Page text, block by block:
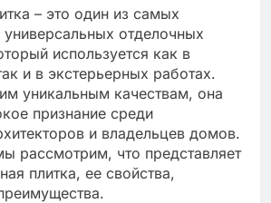
– это один из самых
отделочных
используется как в
и в экстерьерных работах.
уникальным качествам, она
признание среди
и владельцев домов.
рассмотрим, что представляет
плитка, ее свойства,